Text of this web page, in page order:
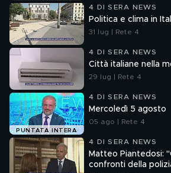
4 DI SERA NEWS
Politica e clima in
31 lug | Rete 4
4 DI SERA NEWS
Città italiane nella
29 lug | Rete 4
PUNTATA INTERA
4 DI SERA NEWS
Mercoledì 5 agosto
05 ago | Rete 4
4 DI SERA NEWS
Matteo Piantedosi:
confronti della